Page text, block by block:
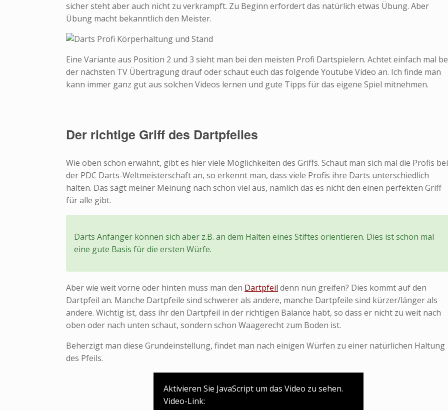
sicher steht aber auch nicht zu verkrampft. Zu Beginn erfordert das natürlich etwas Übung. Aber
Übung macht bekanntlich den Meister.
Eine Variante aus Position 2 und 3 sieht man bei den meisten Profi Dartspielern. Achtet einfach mal
der nächsten TV Übertragung drauf oder schaut euch das folgende Youtube Video an. Ich finde man
kann immer ganz gut aus solchen Videos lernen und gute Tipps für das eigene Spiel mitnehmen.
Der richtige Griff des Dartpfeiles
Wie oben schon erwähnt, gibt es hier viele Möglichkeiten des Griffs. Schaut man sich mal die Profis bei
der PDC Darts-Weltmeisterschaft an, so erkennt man, dass viele Profis ihre Darts unterschiedlich
halten. Das sagt meiner Meinung nach schon viel aus, nämlich das es nicht den einen perfekten Griff
für alle gibt.
Darts Anfänger können sich aber z.B. an dem Halten eines Stiftes orientieren. Dies ist schon mal
eine gute Basis für die ersten Würfe.
Aber wie weit vorne oder hinten muss man den Dartpfeil denn nun greifen? Dies kommt auf den
Dartpfeil an. Manche Dartpfeile sind schwerer als andere, manche Dartpfeile sind kürzer/länger als
andere. Wichtig ist, dass ihr den Dartpfeil in der richtigen Balance habt, so dass er nicht zu weit nach
oben oder nach unten schaut, sondern schon Waagerecht zum Boden ist.
Beherzigt man diese Grundeinstellung, findet man nach einigen Würfen zu einer natürlichen Haltung
des Pfeils.
Aktivieren Sie JavaScript um das Video zu sehen.
Video-Link: